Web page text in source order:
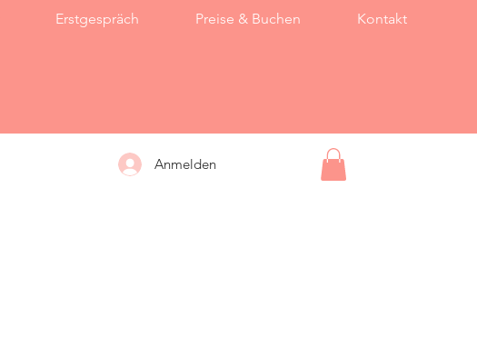
Erstgespräch Preise & Buchen Kontakt
Anmelden